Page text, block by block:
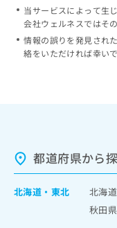
当サービスによって生
会社ウェルネスではそ
情報の誤りを発見され
絡をいただければ幸いで
都道府県から
北海道 ・ 東北 北海道
秋田県